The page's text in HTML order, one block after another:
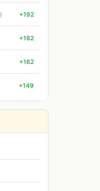
+192
+182
+162
+149